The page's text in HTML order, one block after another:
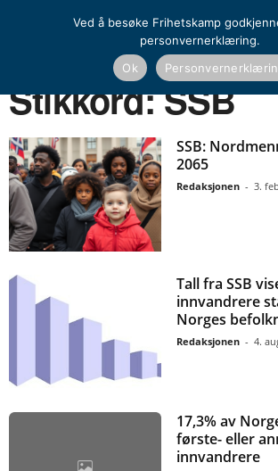
Stikkord: SSB
SSB:
2065
Redaksjonen - 3.
Tall fra SSB
innvandrere
Norges
Redaksjonen - 4.
17,3% av
første- eller
innvandrere
Ved å besøke Frihetskamp
personvernerklæring.
Ok